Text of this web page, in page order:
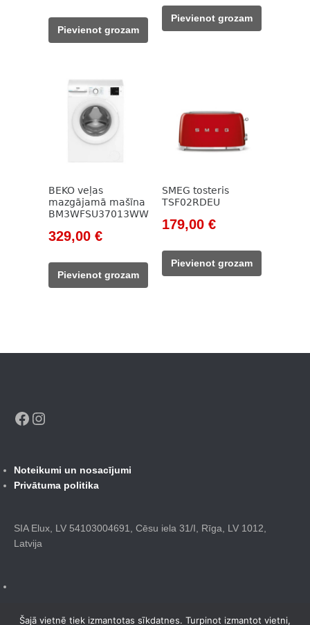
was:
438,00 €.
297,00 €.
Pievienot grozam
was:
262,00 €.
229,00 €.
Pievienot grozam
BEKO veļas
mazgājamā mašīna
BM3WFSU37013WW
Original
was:
785,00 €.
329,00 €Current
329,00 €.
Pievienot grozam
SMEG tosteris
TSF02RDEU
Original
was:
205,00 €.
179,00 €Current
179,00 €.
Pievienot grozam
Facebook
Noteikumi un nosacījumi
Privātuma politika
SIA Elux, LV 54103004691, Cēsu iela 31/I, Rīga, LV 1012,
Latvija
Šajā vietnē tiek izmantotas sīkdatnes. Turpinot izmantot vietni,